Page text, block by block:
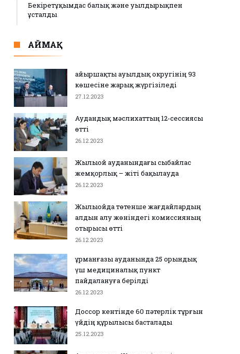
Бекіретұқымдас балық және уылдырықпен
ұсталды
АЙМАҚ
Қайыршақты ауылдық округінің 93
көшесіне жарық жүргізіледі
27.12.2023
Аудандық мәслихаттың 12-сессиясы
өтті
26.12.2023
Жылыой ауданындағы сыбайлас
жемқорлық – жіті бақылауда
26.12.2023
Жылыойда төтенше жағдайлардың
алдын алу жөніндегі комиссияның
отырысы өтті
26.12.2023
Құрманғазы ауданында 25 орындық
үш медициналық пункт
пайдалануға берілді
26.12.2023
Доссор кентінде 60 пәтерлік тұрғын
үйдің құрылысы басталады
25.12.2023